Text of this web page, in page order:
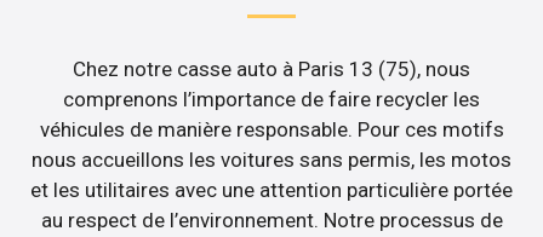
Chez notre casse auto à Paris 13 (75), nous
comprenons l’importance de faire recycler les
véhicules de manière responsable. Pour ces motifs
nous accueillons les voitures sans permis, les motos
et les utilitaires avec une attention particulière portée
au respect de l’environnement. Notre processus de